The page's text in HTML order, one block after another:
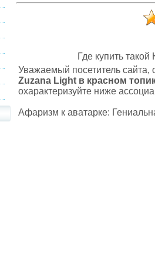
Где купить
Уважаемый посетитель
Zuzana Light в красном
охарактеризуйте ниже
Афаризм к аватарке: